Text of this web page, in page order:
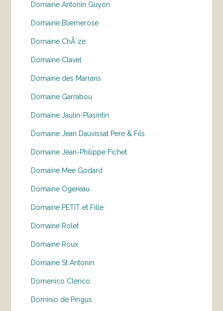
Domaine Antonin Guyon
Domaine Bliemerose
Domaine ChÃ¨ze
Domaine Clavel
Domaine des Marrans
Domaine Garrabou
Domaine Jaulin-Plasintin
Domaine Jean Dauvissat Pere & Fils
Domaine Jean-Philippe Fichet
Domaine Mee Godard
Domaine Ogereau
Domaine PETIT et Fille
Domaine Rolet
Domaine Roux
Domaine St Antonin
Domenico Clerico
Dominio de Pingus